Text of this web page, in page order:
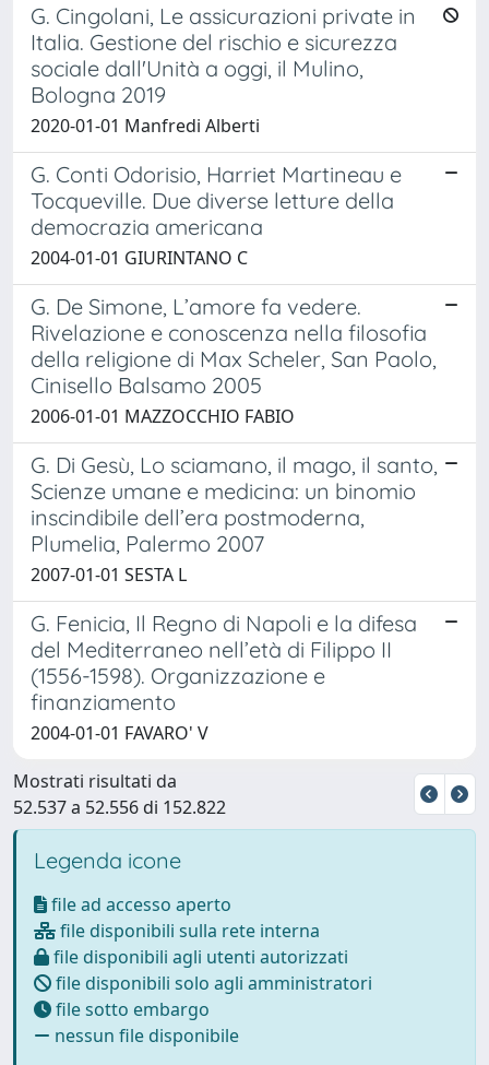
G. Cingolani, Le assicurazioni private in
Italia. Gestione del rischio e sicurezza
sociale dall'Unità a oggi, il Mulino,
Bologna 2019
2020-01-01 Manfredi Alberti
G. Conti Odorisio, Harriet Martineau e
Tocqueville. Due diverse letture della
democrazia americana
2004-01-01 GIURINTANO C
G. De Simone, L’amore fa vedere.
Rivelazione e conoscenza nella filosofia
della religione di Max Scheler, San Paolo,
Cinisello Balsamo 2005
2006-01-01 MAZZOCCHIO FABIO
G. Di Gesù, Lo sciamano, il mago, il santo,
Scienze umane e medicina: un binomio
inscindibile dell’era postmoderna,
Plumelia, Palermo 2007
2007-01-01 SESTA L
G. Fenicia, Il Regno di Napoli e la difesa
del Mediterraneo nell’età di Filippo II
(1556-1598). Organizzazione e
finanziamento
2004-01-01 FAVARO' V
Mostrati risultati da
52.537 a 52.556 di 152.822
Legenda icone
file ad accesso aperto
file disponibili sulla rete interna
file disponibili agli utenti autorizzati
file disponibili solo agli amministratori
file sotto embargo
nessun file disponibile